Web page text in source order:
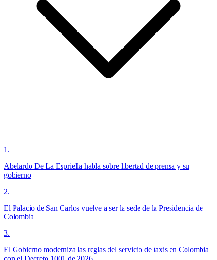
1 .
Abelardo De La Espriella habla sobre libertad de prensa y su
gobierno
2.
El Palacio de San Carlos vuelve a ser la sede de la Presidencia de
Colombia
3.
El Gobierno moderniza las reglas del servicio de taxis en Colombia
con el Decreto 1001 de 2026